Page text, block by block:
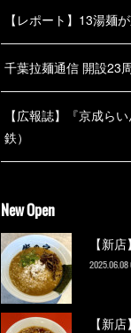
【レポート】13湯麺
千葉拉麺通信 開設23
【広報誌】『京成ら
鉄）
New Open
【新
2025.06.08
【新